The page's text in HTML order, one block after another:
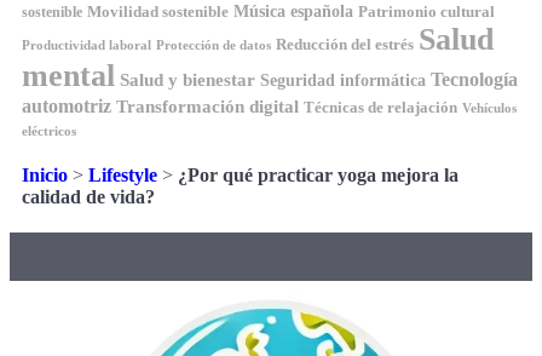
sostenible Movilidad sostenible Música española Patrimonio cultural
Productividad laboral Protección de datos Reducción del estrés Salud
mental Salud y bienestar Seguridad informática Tecnología
automotriz Transformación digital Técnicas de relajación Vehículos
eléctricos
Inicio > Lifestyle > ¿Por qué practicar yoga mejora la
calidad de vida?